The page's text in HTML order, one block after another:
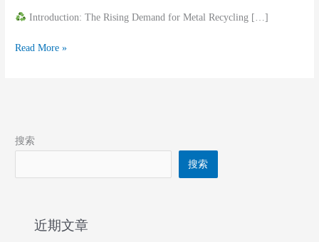
Introduction: The Rising Demand for Metal Recycling […]
Read More »
搜索
搜索
近期文章